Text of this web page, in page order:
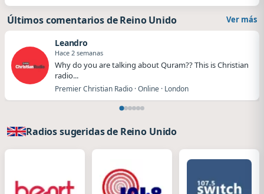
Últimos comentarios de Reino Unido Ver más
Leandro
Hace 2 semanas
Why do you are talking about Quram?? This is Christian
radio...
Premier Christian Radio · Online · London
Radios sugeridas de Reino Unido